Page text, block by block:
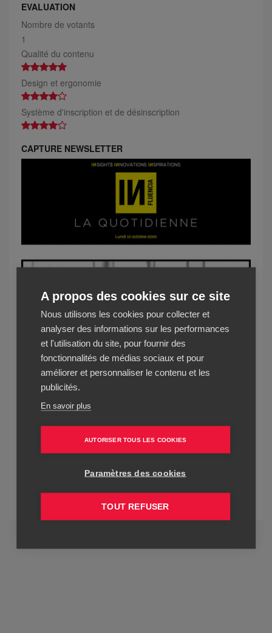
EVALUATION
Nombre de votants
1
Qualité du contenu
Design et ergonomie
Système d'inscription et de désinscription
CAPTURE NEWSLETTER
Voir la newsletter
A propos des cookies sur ce site
Nous utilisons les cookies pour collecter et
analyser des informations sur les performances
et l'utilisation du site, pour fournir des
fonctionnalités de médias sociaux et pour
améliorer et personnaliser le contenu et les
publicités.
En savoir plus
AUTORISER TOUS LES COOKIES
Paramètres des cookies
TOUT REFUSER